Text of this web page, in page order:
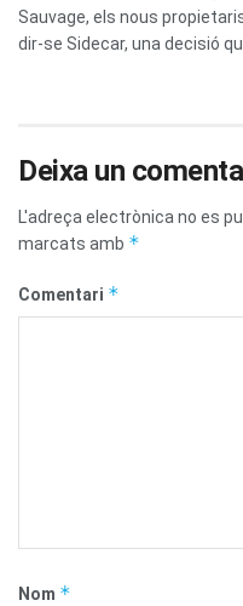
Sauvage, els nous
dir-se Sidecar, una decisió
Deixa un
L'adreça electrònica no es
marcats amb *
Comentari *
Nom *